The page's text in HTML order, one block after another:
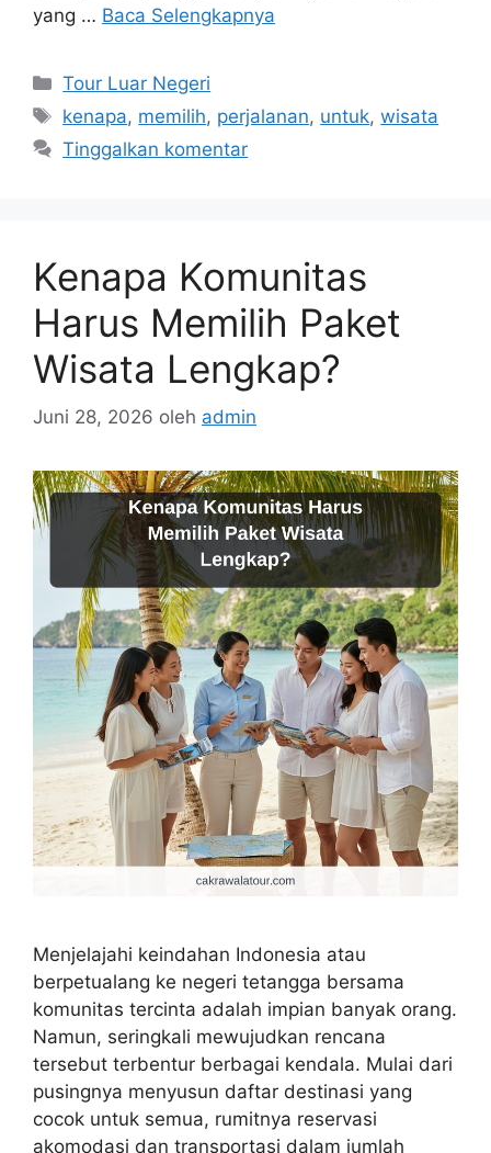
yang … Baca Selengkapnya
Kategori
Tour Luar Negeri
Tag
kenapa, memilih, perjalanan, untuk,wisata
Tinggalkan komentar
Kenapa Komunitas
Harus Memilih Paket
Wisata Lengkap?
Juni 28, 2026 oleh admin
Menjelajahi keindahan Indonesia atau
berpetualang ke negeri tetangga bersama
komunitas tercinta adalah impian banyak orang.
Namun, seringkali mewujudkan rencana
tersebut terbentur berbagai kendala. Mulai dari
pusingnya menyusun daftar destinasi yang
cocok untuk semua, rumitnya reservasi
akomodasi dan transportasi dalam jumlah